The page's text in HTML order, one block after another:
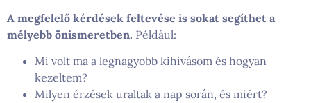
A megfelelő kérdések feltevése is sokat segíthet a
mélyebb önismeretben. Például:
Mi volt ma a legnagyobb kihívásom és hogyan
kezeltem?
Milyen érzések uraltak a nap során, és miért?